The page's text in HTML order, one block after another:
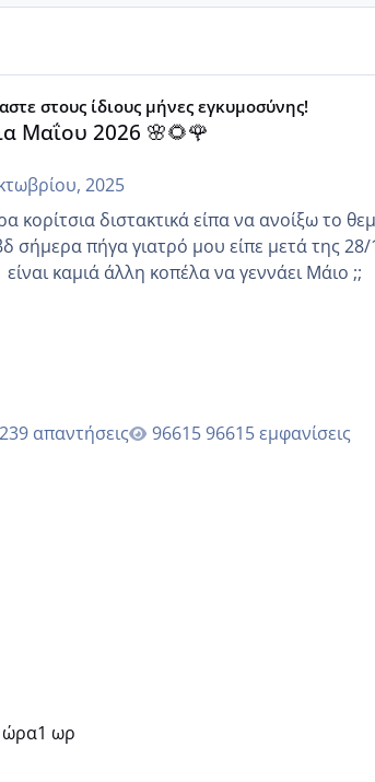
στους ίδιους μήνες εγκυμοσύνης!
Μαΐου 2026 🌸🌻🌹
2025
κορίτσια διστακτικά είπα να ανοίξω το
σήμερα πήγα γιατρό μου είπε μετά της
αυχενική είναι καμιά άλλη κοπέλα να γεννάει Μάιο ;;
απαντήσεις 96615 εμφανίσεις
ώρα1 ωρ